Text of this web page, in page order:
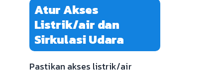
Atur Akses
Listrik/air dan
Sirkulasi Udara
Pastikan akses listrik/air